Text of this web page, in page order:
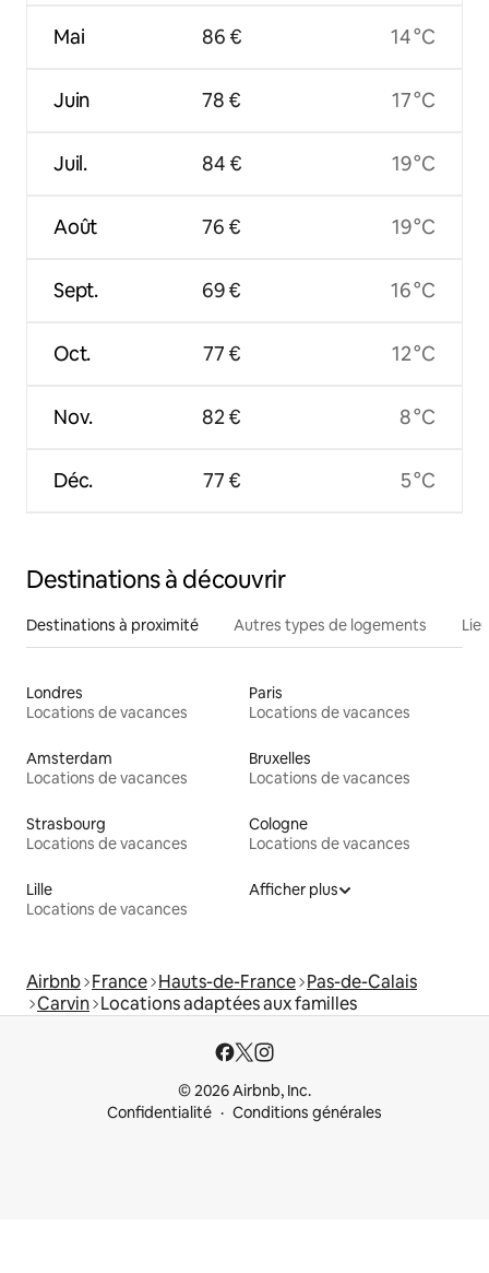
Mai
Juin
Juil.
Août
Sept.
Oct.
Nov.
Déc.
86 €
78 €
84 €
76 €
69 €
77 €
82 €
77 €
14 °C
17 °C
19 °C
19 °C
16 °C
12 °C
8 °C
5 °C
Destinations à découvrir
Destinations à proximité Autres types de logements
Londres
Locations de vacances
Paris
Locations de vacances
Amsterdam
Locations de vacances
Bruxelles
Locations de vacances
Strasbourg
Locations de vacances
Cologne
Locations de vacances
Lille
Locations de vacances
Afficher plus
Airbnb France Hauts-de-France Pas-de-Calais
Carvin Locations adaptées aux familles
© 2026 Airbnb, Inc.
Confidentialité
Conditions générales